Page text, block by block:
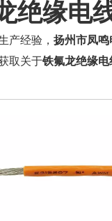
绝缘电
产经验， 扬州市凤
取关于铁氟龙绝缘电